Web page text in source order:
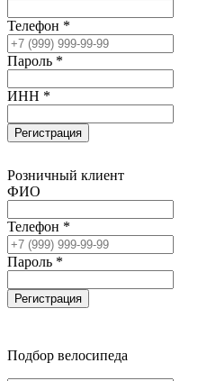
Телефон *
Пароль *
ИНН *
Регистрация
Розничный клиент
ФИО
Телефон *
Пароль *
Регистрация
Подбор велосипеда